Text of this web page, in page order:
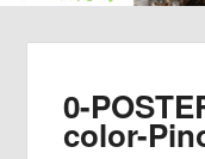
0-
color-